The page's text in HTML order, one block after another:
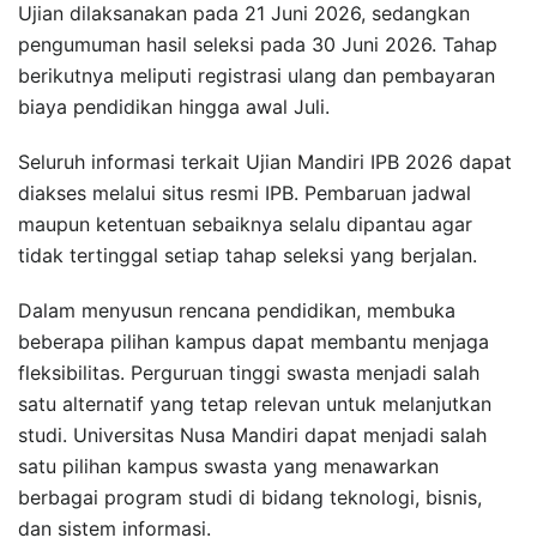
Ujian dilaksanakan pada 21 Juni 2026, sedangkan
pengumuman hasil seleksi pada 30 Juni 2026. Tahap
berikutnya meliputi registrasi ulang dan pembayaran
biaya pendidikan hingga awal Juli.
Seluruh informasi terkait Ujian Mandiri IPB 2026 dapat
diakses melalui situs resmi IPB. Pembaruan jadwal
maupun ketentuan sebaiknya selalu dipantau agar
tidak tertinggal setiap tahap seleksi yang berjalan.
Dalam menyusun rencana pendidikan, membuka
beberapa pilihan kampus dapat membantu menjaga
fleksibilitas. Perguruan tinggi swasta menjadi salah
satu alternatif yang tetap relevan untuk melanjutkan
studi. Universitas Nusa Mandiri dapat menjadi salah
satu pilihan kampus swasta yang menawarkan
berbagai program studi di bidang teknologi, bisnis,
dan sistem informasi.